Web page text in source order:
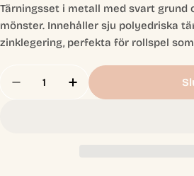
Tärningsset i metall med svart grund
mönster. Innehåller sju polyedriska
zinklegering, perfekta för rollspel
Minska Antal För A Role
Öka Antal För A